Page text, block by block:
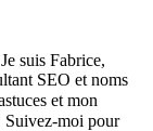
suis Fabrice,
SEO et noms
et mon
Suivez-moi pour